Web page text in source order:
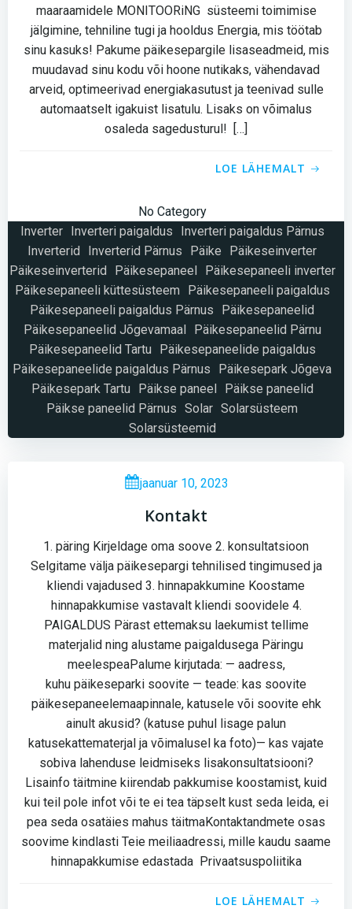
maaraamidele MONITOORiNG süsteemi toimimise
jälgimine, tehniline tugi ja hooldus Energia, mis töötab
sinu kasuks! Pakume päikesepargile lisaseadmeid, mis
muudavad sinu kodu või hoone nutikaks, vähendavad
arveid, optimeerivad energiakasutust ja teenivad sulle
automaatselt igakuist lisatulu. Lisaks on võimalus
osaleda sagedusturul! […]
LOE LÄHEMALT
No Category
Inverter
Inverteri paigaldus
Inverteri paigaldus Pärnus
Inverterid
Inverterid Pärnus Päike
Päikeseinverter
Päikeseinverterid
Päikesepaneel
Päikesepaneeli inverter
Päikesepaneeli küttesüsteem
Päikesepaneeli paigaldus
Päikesepaneeli paigaldus Pärnus
Päikesepaneelid
Päikesepaneelid Jõgevamaal
Päikesepaneelid Pärnu
Päikesepaneelid Tartu
Päikesepaneelide paigaldus
Päikesepaneelide paigaldus Pärnus
Päikesepark Jõgeva
Päikesepark Tartu
Päikse paneel
Päikse paneelid
Päikse paneelid Pärnus Solar Solarsüsteem
Solarsüsteemid
jaanuar 10, 2023
Kontakt
1. päring Kirjeldage oma soove 2. konsultatsioon
Selgitame välja päikesepargi tehnilised tingimused ja
kliendi vajadused 3. hinnapakkumine Koostame
hinnapakkumise vastavalt kliendi soovidele 4.
PAIGALDUS Pärast ettemaksu laekumist tellime
materjalid ning alustame paigaldusega Päringu
meelespeaPalume kirjutada: — aadress,
kuhu päikeseparki soovite — teade: kas soovite
päikesepaneelemaapinnale, katusele või soovite ehk
ainult akusid? (katuse puhul lisage palun
katusekattematerjal ja võimalusel ka foto)— kas vajate
sobiva lahenduse leidmiseks lisakonsultatsiooni?
Lisainfo täitmine kiirendab pakkumise koostamist, kuid
kui teil pole infot või te ei tea täpselt kust seda leida, ei
pea seda osatäies mahus täitmaKontaktandmete osas
soovime kindlasti Teie meiliaadressi, mille kaudu saame
hinnapakkumise edastada Privaatsuspoliitika
LOE LÄHEMALT